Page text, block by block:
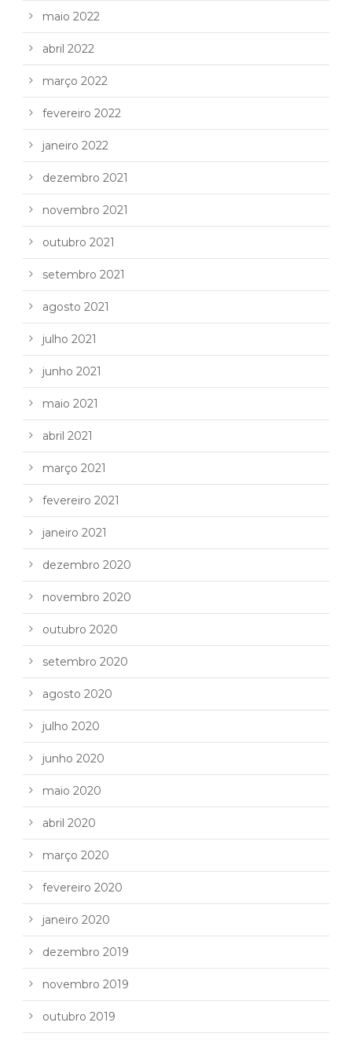
maio 2022
abril 2022
março 2022
fevereiro 2022
janeiro 2022
dezembro 2021
novembro 2021
outubro 2021
setembro 2021
agosto 2021
julho 2021
junho 2021
maio 2021
abril 2021
março 2021
fevereiro 2021
janeiro 2021
dezembro 2020
novembro 2020
outubro 2020
setembro 2020
agosto 2020
julho 2020
junho 2020
maio 2020
abril 2020
março 2020
fevereiro 2020
janeiro 2020
dezembro 2019
novembro 2019
outubro 2019